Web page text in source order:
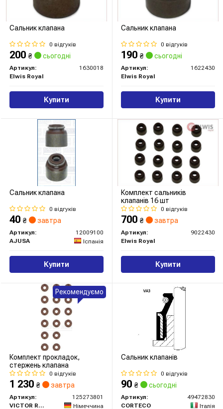
Сальник клапана
0 відгуків
200 ₴ сьогодні
Артикул:
1630018
Elwis Royal
Купити
Сальник клапана
0 відгуків
190 ₴ сьогодні
Артикул:
1622430
Elwis Royal
Купити
Сальник клапана
0 відгуків
40 ₴ завтра
Артикул:
12009100
AJUSA
Іспанія
Купити
Комплект сальників
клапанів 16 шт
0 відгуків
700 ₴ завтра
Артикул:
9022430
Elwis Royal
Купити
Комплект прокладок,
стержень клапана
0 відгуків
1 230 ₴ завтра
Артикул:
125273801
VICTOR REINZ
Німеччина
Рекомендуємо
Сальник клапанів
0 відгуків
90 ₴ сьогодні
Артикул:
49472830
CORTECO
Італія